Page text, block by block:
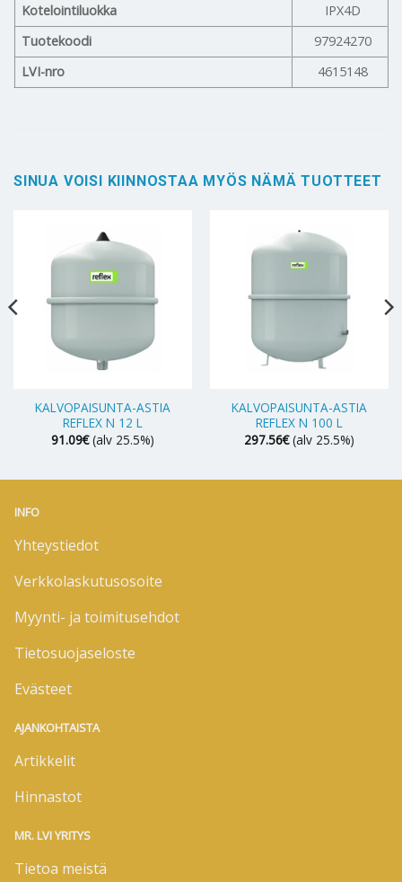
Kotelointiluokka
IPX4D
Tuotekoodi
97924270
LVI-nro
4615148
SINUA VOISI KIINNOSTAA MYÖS NÄMÄ TUOTTEET
KALVOPAISUNTA-ASTIA
REFLEX N 12 L
91.09€ (alv 25.5%)
KALVOPAISUNTA-ASTIA
REFLEX N 100 L
297.56€ (alv 25.5%)
INFO
Yhteystiedot
Verkkolaskutusosoite
Myynti- ja toimitusehdot
Tietosuojaseloste
Evästeet
AJANKOHTAISTA
Artikkelit
Hinnastot
MR. LVI YRITYS
Tietoa meistä